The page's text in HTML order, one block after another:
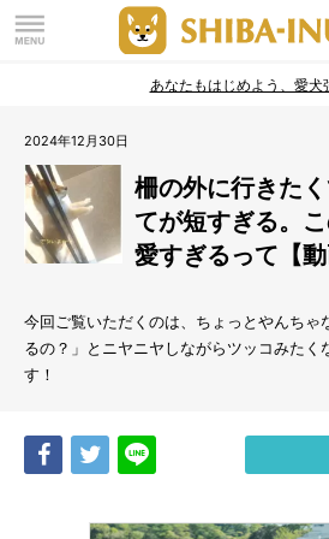
あなたもはじめよう、愛犬
2024年12月30日
柵の外に行きた
てが短すぎる。
愛すぎるって【動
今回ご覧いただくのは、ちょっとやんちゃ
るの？」とニヤニヤしながらツッコみたく
す！
Share Tweet